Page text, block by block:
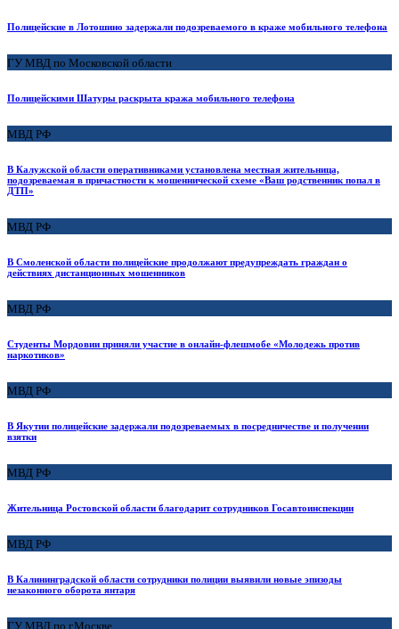
Полицейские в Лотошино задержали подозреваемого в краже мобильного телефона
ГУ МВД по Московской области
Полицейскими Шатуры раскрыта кража мобильного телефона
МВД РФ
В Калужской области оперативниками установлена местная жительница,
подозреваемая в причастности к мошеннической схеме «Ваш родственник попал в
ДТП»
МВД РФ
В Смоленской области полицейские продолжают предупреждать граждан о
действиях дистанционных мошенников
МВД РФ
Студенты Мордовии приняли участие в онлайн-флешмобе «Молодежь против
наркотиков»
МВД РФ
В Якутии полицейские задержали подозреваемых в посредничестве и получении
взятки
МВД РФ
Жительница Ростовской области благодарит сотрудников Госавтоинспекции
МВД РФ
В Калининградской области сотрудники полиции выявили новые эпизоды
незаконного оборота янтаря
ГУ МВД по г.Москве